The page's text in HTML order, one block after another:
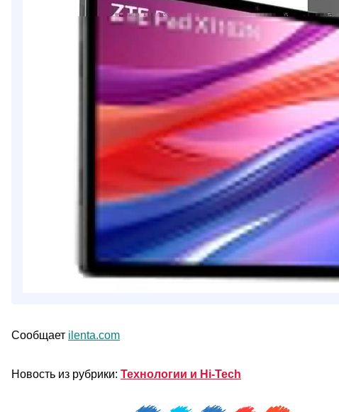
Сообщает ilenta.com
Новость из рубрики: Технологии и Hi-Tech